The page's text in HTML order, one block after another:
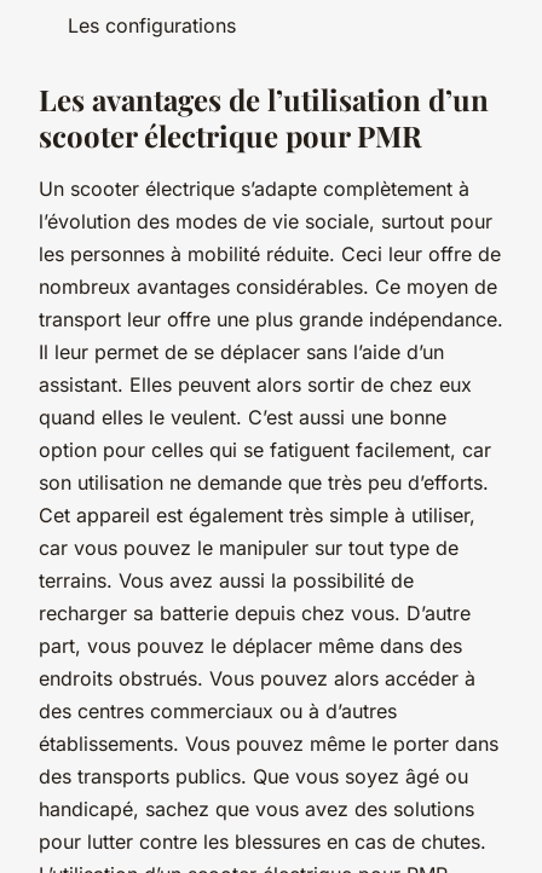
Les configurations
Les avantages de l’utilisation d’un
scooter électrique pour PMR
Un scooter électrique s’adapte complètement à
l’évolution des modes de vie sociale, surtout pour
les personnes à mobilité réduite. Ceci leur offre de
nombreux avantages considérables. Ce moyen de
transport leur offre une plus grande indépendance.
Il leur permet de se déplacer sans l’aide d’un
assistant. Elles peuvent alors sortir de chez eux
quand elles le veulent. C’est aussi une bonne
option pour celles qui se fatiguent facilement, car
son utilisation ne demande que très peu d’efforts.
Cet appareil est également très simple à utiliser,
car vous pouvez le manipuler sur tout type de
terrains. Vous avez aussi la possibilité de
recharger sa batterie depuis chez vous. D’autre
part, vous pouvez le déplacer même dans des
endroits obstrués. Vous pouvez alors accéder à
des centres commerciaux ou à d’autres
établissements. Vous pouvez même le porter dans
des transports publics. Que vous soyez âgé ou
handicapé, sachez que vous avez des solutions
pour lutter contre les blessures en cas de chutes.